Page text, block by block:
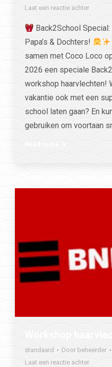
Laat een reactie achter
Back2School
Papa’s & Dochters!
samen met Coco Loco
2026 een speciale
workshop haarvlechten!
vakantie ook met een
school laten gaan? En
gebruiken om voortaan
standaard Door beheerder
Laat een reactie achter